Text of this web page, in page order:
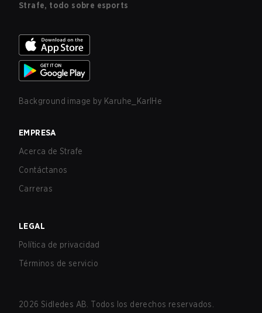
Strafe, todo sobre esports
Background image by Karuhe_KarlHe
EMPRESA
Acerca de Strafe
Contáctanos
Carreras
LEGAL
Política de privacidad
Términos de servicio
2026 Sidledes AB. Todos los derechos reservados.